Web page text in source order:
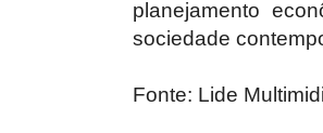
planejamento
sociedade
Fonte: Lide